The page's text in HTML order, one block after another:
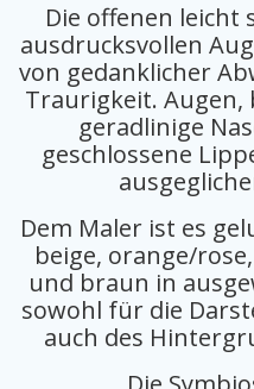
Die offenen
ausdrucksvollen
von gedanklicher
Traurigkeit.
geradlinige
geschlossene
Dem Maler ist es
beige, orange/
und braun in
sowohl für die
auch des